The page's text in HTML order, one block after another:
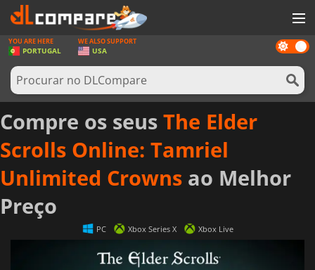
JOGOS
GAME CARDS
SOFTWARE
REWARDS
HARDWARE
NOTÍCIAS
ENTRAR OU REGISTAR
Dark
mode
YOU ARE HERE
PORTUGAL
WE ALSO SUPPORT
USA
Compre os seus The Elder
Scrolls Online: Tamriel
Unlimited Crowns ao Melhor
Preço
PC Xbox Series X Xbox Live